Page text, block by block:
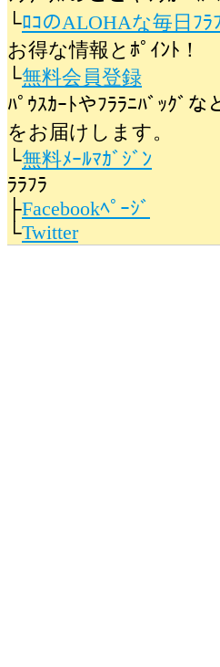
└ﾛｺのALOHAな毎日ﾌﾗ
お得な情報とﾎﾟｲﾝﾄ！
└無料会員登録
ﾊﾟｳｽｶｰﾄやﾌﾗﾗﾆﾊﾞｯｸﾞ
をお届けします。
└無料ﾒｰﾙﾏｶﾞｼﾞﾝ
ﾗﾗﾌﾗ
├Facebookﾍﾟｰｼﾞ
└Twitter